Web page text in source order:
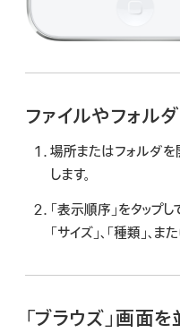
ファイルやフォル
場所またはフォルダを
します。
「表示順序」をタップし
「サイズ」、「種類」、ま
「ブラウズ」画面